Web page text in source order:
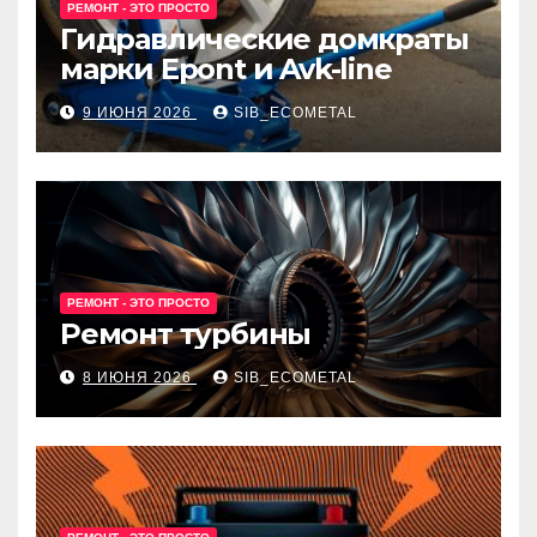
РЕМОНТ - ЭТО ПРОСТО
Гидравлические домкраты
марки Epont и Avk-line
9 ИЮНЯ 2026 SIB_ECOMETAL
РЕМОНТ - ЭТО ПРОСТО
Ремонт турбины
8 ИЮНЯ 2026 SIB_ECOMETAL